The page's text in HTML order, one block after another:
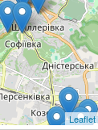
Leaflet